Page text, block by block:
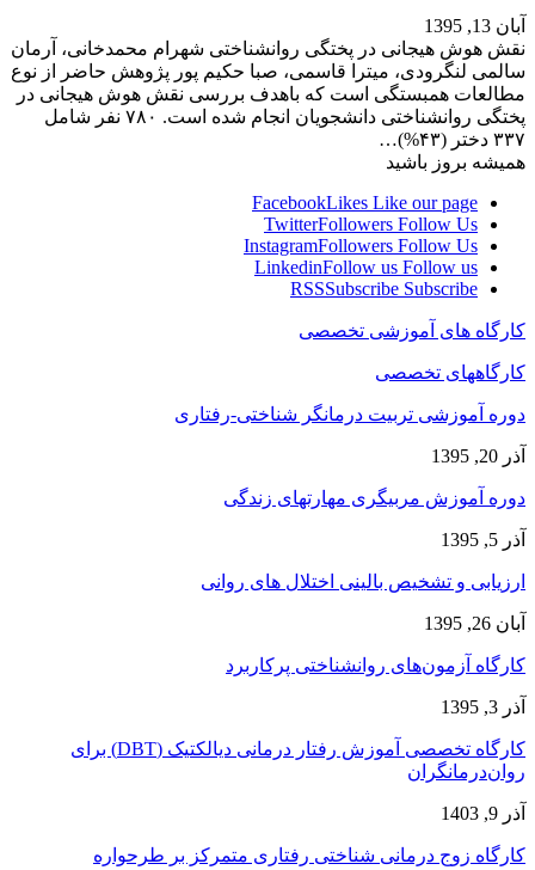
آبان 13, 1395
نقش هوش هیجانی در پختگی روانشناختی شهرام محمدخانی، آرمان
سالمی لنگرودی، میترا قاسمی، صبا حکیم پور پژوهش حاضر از نوع
مطالعات همبستگی است که باهدف بررسی نقش هوش هیجانی در
پختگی روانشناختی دانشجویان انجام شده است. ۷۸۰ نفر شامل
۳۳۷ دختر (۴۳%)…
همیشه بروز باشید
FacebookLikes Like our page
TwitterFollowers Follow Us
InstagramFollowers Follow Us
LinkedinFollow us Follow us
RSSSubscribe Subscribe
کارگاه های آموزشی تخصصی
کارگاههای تخصصی
دوره آموزشی تربیت درمانگر شناختی-رفتاری
آذر 20, 1395
دوره آموزش مربیگری مهارتهای زندگی
آذر 5, 1395
ارزیابی و تشخیص بالینی اختلال های روانی
آبان 26, 1395
کارگاه آزمون‌های روانشناختی پرکاربرد
آذر 3, 1395
کارگاه تخصصی آموزش رفتار درمانی دیالکتیک (DBT) برای
روان‌درمانگران
آذر 9, 1403
کارگاه زوج‌ درمانی شناختی رفتاری متمرکز بر طرحواره